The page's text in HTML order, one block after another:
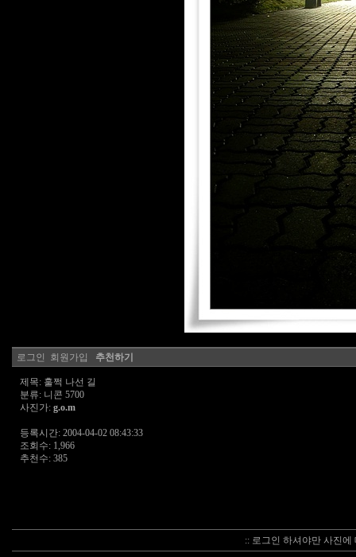
로그인 회원가입 추천하기
제목: 훌쩍 나선 길
분류: 니콘 5700
사진가: g.o.m
등록시간: 2004-04-02 08:43:33
조회수: 1,966
추천수: 385
:: 로그인 하셔야만 사진